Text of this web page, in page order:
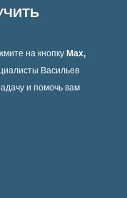
на кнопку Max,
Васильев
и помочь вам